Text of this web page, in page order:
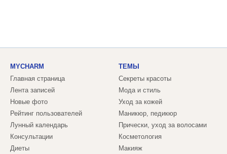
MYCHARM
Главная страница
Лента записей
Новые фото
Рейтинг пользователей
Лунный календарь
Консультации
Диеты
ТЕМЫ
Секреты красоты
Мода и стиль
Уход за кожей
Маникюр, педикюр
Прически, уход за волосами
Косметология
Макияж